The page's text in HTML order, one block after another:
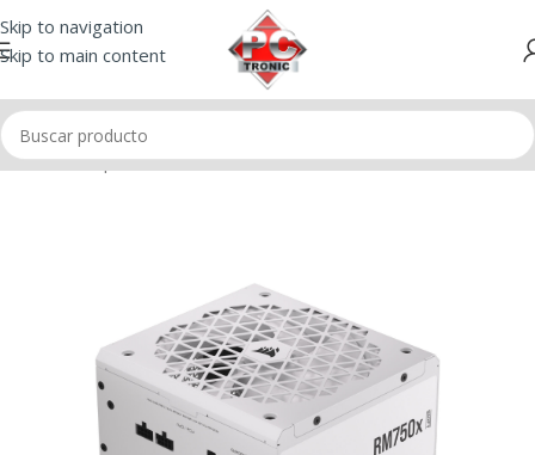
Skip to navigation
Skip to main content
Inicio/Componentes/Fuentes